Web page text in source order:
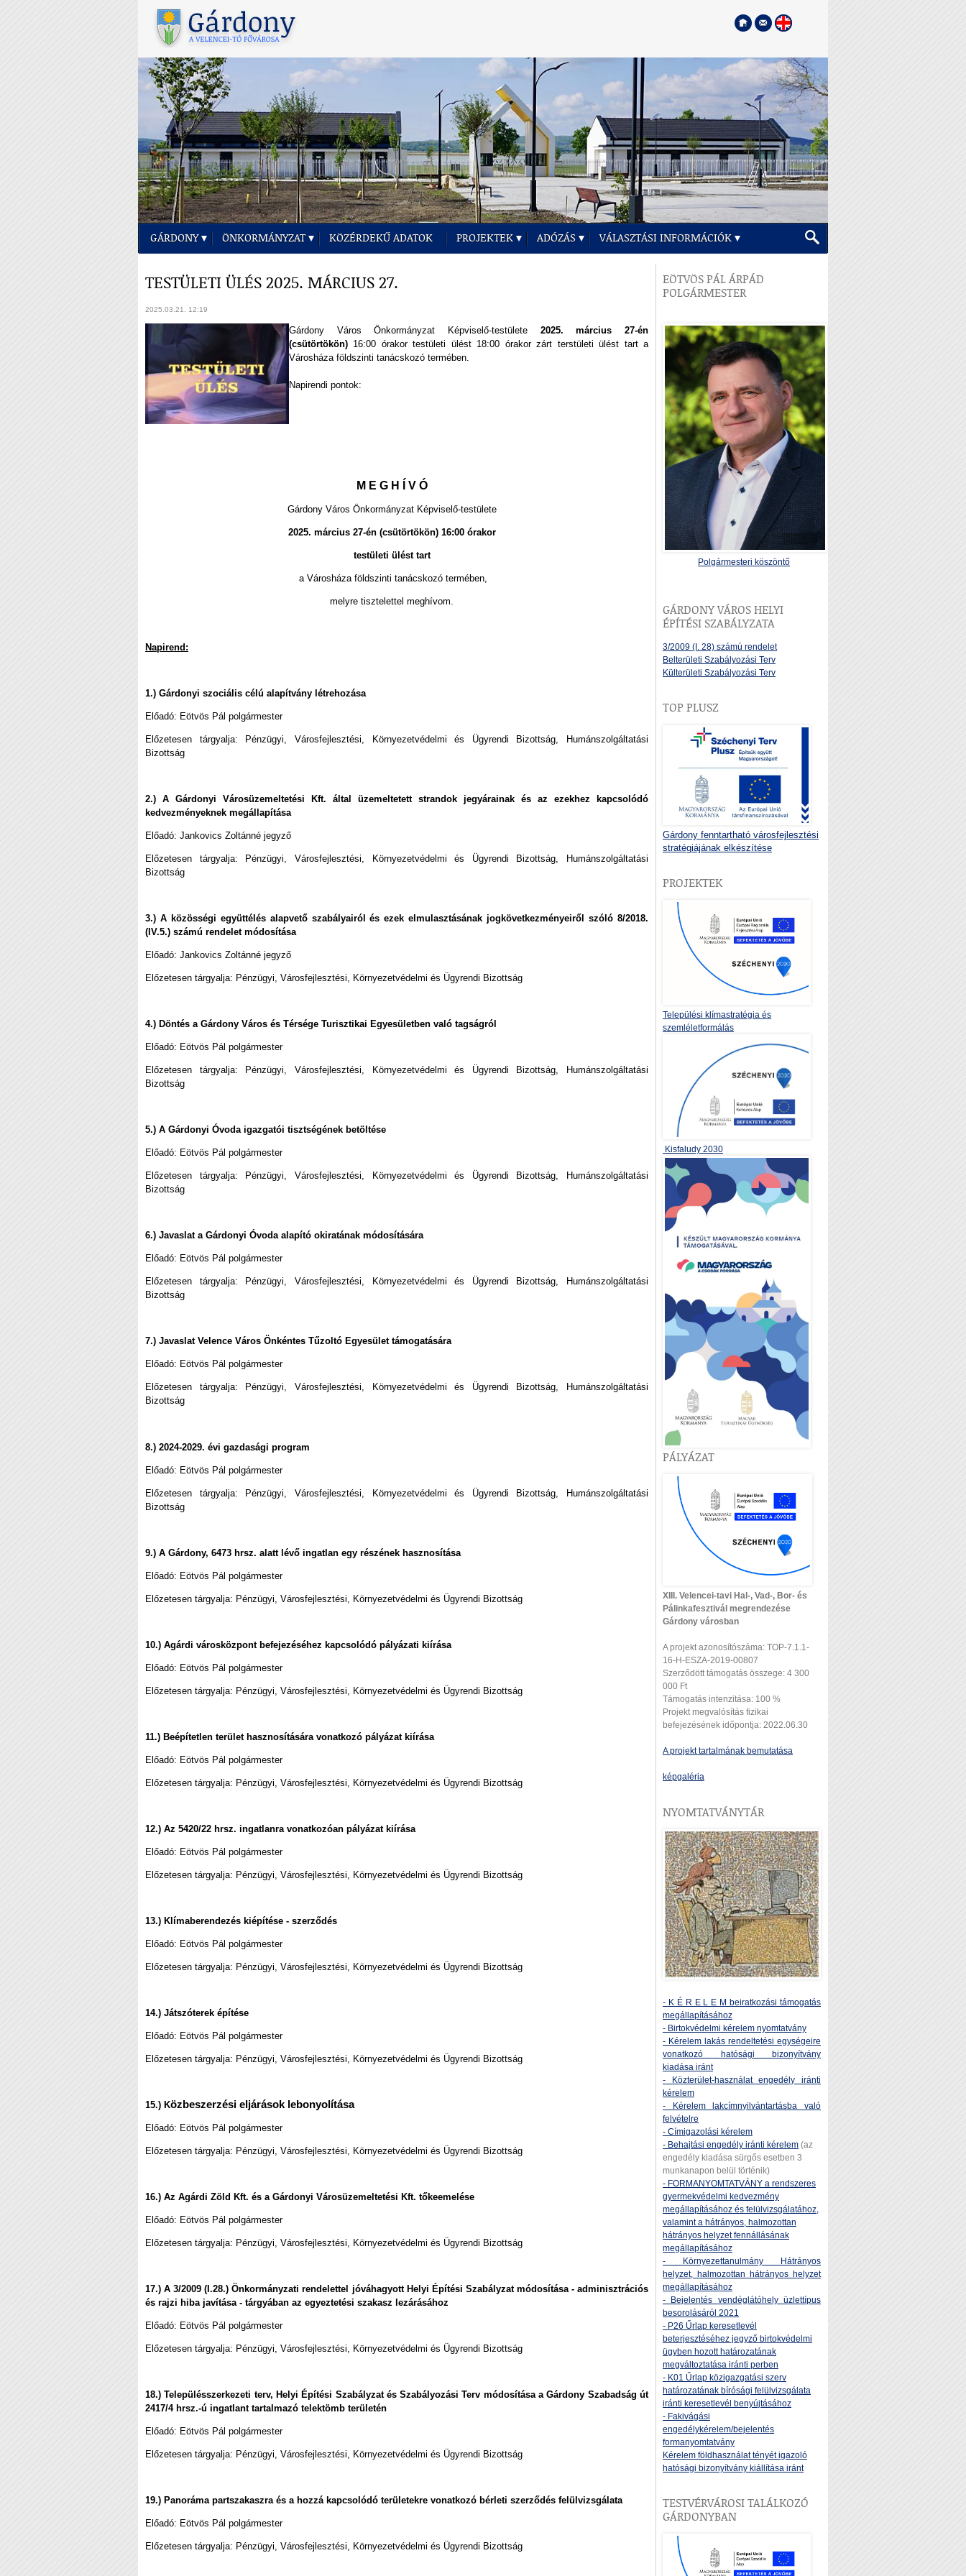
GÁRDONY ÖNKORMÁNYZAT KÖZÉRDEKŰ ADATOK PROJEKTEK ADÓZÁS VÁLASZTÁSI INFORMÁCIÓK
TESTÜLETI ÜLÉS 2025. MÁRCIUS 27.
2025.03.21. 12:19
Gárdony Város Önkormányzat Képviselő-testülete 2025. március 27-én
(csütörtökön) 16:00 órakor testületi ülést 18:00 órakor zárt terstületi ülést tart a
Városháza földszinti tanácskozó termében.
Napirendi pontok:
M E G H Í V Ó
Gárdony Város Önkormányzat Képviselő-testülete
2025. március 27-én (csütörtökön) 16:00 órakor
testületi ülést tart
a Városháza földszinti tanácskozó termében,
melyre tisztelettel meghívom.
Napirend:
1.) Gárdonyi szociális célú alapítvány létrehozása
Előadó: Eötvös Pál polgármester
Előzetesen tárgyalja: Pénzügyi, Városfejlesztési, Környezetvédelmi és Ügyrendi Bizottság, Humánszolgáltatási
Bizottság
2.) A Gárdonyi Városüzemeltetési Kft. által üzemeltetett strandok jegyárainak és az ezekhez kapcsolódó
kedvezményeknek megállapítása
Előadó: Jankovics Zoltánné jegyző
Előzetesen tárgyalja: Pénzügyi, Városfejlesztési, Környezetvédelmi és Ügyrendi Bizottság, Humánszolgáltatási
Bizottság
3.) A közösségi együttélés alapvető szabályairól és ezek elmulasztásának jogkövetkezményeiről szóló 8/2018.
(IV.5.) számú rendelet módosítása
Előadó: Jankovics Zoltánné jegyző
Előzetesen tárgyalja: Pénzügyi, Városfejlesztési, Környezetvédelmi és Ügyrendi Bizottság
4.) Döntés a Gárdony Város és Térsége Turisztikai Egyesületben való tagságról
Előadó: Eötvös Pál polgármester
Előzetesen tárgyalja: Pénzügyi, Városfejlesztési, Környezetvédelmi és Ügyrendi Bizottság, Humánszolgáltatási
Bizottság
5.) A Gárdonyi Óvoda igazgatói tisztségének betöltése
Előadó: Eötvös Pál polgármester
Előzetesen tárgyalja: Pénzügyi, Városfejlesztési, Környezetvédelmi és Ügyrendi Bizottság, Humánszolgáltatási
Bizottság
6.) Javaslat a Gárdonyi Óvoda alapító okiratának módosítására
Előadó: Eötvös Pál polgármester
Előzetesen tárgyalja: Pénzügyi, Városfejlesztési, Környezetvédelmi és Ügyrendi Bizottság, Humánszolgáltatási
Bizottság
7.) Javaslat Velence Város Önkéntes Tűzoltó Egyesület támogatására
Előadó: Eötvös Pál polgármester
Előzetesen tárgyalja: Pénzügyi, Városfejlesztési, Környezetvédelmi és Ügyrendi Bizottság, Humánszolgáltatási
Bizottság
8.) 2024-2029. évi gazdasági program
Előadó: Eötvös Pál polgármester
Előzetesen tárgyalja: Pénzügyi, Városfejlesztési, Környezetvédelmi és Ügyrendi Bizottság, Humánszolgáltatási
Bizottság
9.) A Gárdony, 6473 hrsz. alatt lévő ingatlan egy részének hasznosítása
Előadó: Eötvös Pál polgármester
Előzetesen tárgyalja: Pénzügyi, Városfejlesztési, Környezetvédelmi és Ügyrendi Bizottság
10.) Agárdi városközpont befejezéséhez kapcsolódó pályázati kiírása
Előadó: Eötvös Pál polgármester
Előzetesen tárgyalja: Pénzügyi, Városfejlesztési, Környezetvédelmi és Ügyrendi Bizottság
11.) Beépítetlen terület hasznosítására vonatkozó pályázat kiírása
Előadó: Eötvös Pál polgármester
Előzetesen tárgyalja: Pénzügyi, Városfejlesztési, Környezetvédelmi és Ügyrendi Bizottság
12.) Az 5420/22 hrsz. ingatlanra vonatkozóan pályázat kiírása
Előadó: Eötvös Pál polgármester
Előzetesen tárgyalja: Pénzügyi, Városfejlesztési, Környezetvédelmi és Ügyrendi Bizottság
13.) Klímaberendezés kiépítése - szerződés
Előadó: Eötvös Pál polgármester
Előzetesen tárgyalja: Pénzügyi, Városfejlesztési, Környezetvédelmi és Ügyrendi Bizottság
14.) Játszóterek építése
Előadó: Eötvös Pál polgármester
Előzetesen tárgyalja: Pénzügyi, Városfejlesztési, Környezetvédelmi és Ügyrendi Bizottság
15.) Közbeszerzési eljárások lebonyolítása
Előadó: Eötvös Pál polgármester
Előzetesen tárgyalja: Pénzügyi, Városfejlesztési, Környezetvédelmi és Ügyrendi Bizottság
16.) Az Agárdi Zöld Kft. és a Gárdonyi Városüzemeltetési Kft. tőkeemelése
Előadó: Eötvös Pál polgármester
Előzetesen tárgyalja: Pénzügyi, Városfejlesztési, Környezetvédelmi és Ügyrendi Bizottság
17.) A 3/2009 (I.28.) Önkormányzati rendelettel jóváhagyott Helyi Építési Szabályzat módosítása - adminisztrációs
és rajzi hiba javítása - tárgyában az egyeztetési szakasz lezárásához
Előadó: Eötvös Pál polgármester
Előzetesen tárgyalja: Pénzügyi, Városfejlesztési, Környezetvédelmi és Ügyrendi Bizottság
18.) Településszerkezeti terv, Helyi Építési Szabályzat és Szabályozási Terv módosítása a Gárdony Szabadság út
2417/4 hrsz.-ú ingatlant tartalmazó telektömb területén
Előadó: Eötvös Pál polgármester
Előzetesen tárgyalja: Pénzügyi, Városfejlesztési, Környezetvédelmi és Ügyrendi Bizottság
19.) Panoráma partszakaszra és a hozzá kapcsolódó területekre vonatkozó bérleti szerződés felülvizsgálata
Előadó: Eötvös Pál polgármester
Előzetesen tárgyalja: Pénzügyi, Városfejlesztési, Környezetvédelmi és Ügyrendi Bizottság
EÖTVÖS PÁL ÁRPÁD
POLGÁRMESTER
Polgármesteri köszöntő
GÁRDONY VÁROS HELYI
ÉPÍTÉSI SZABÁLYZATA
3/2009 (I. 28) számú rendelet
Belterületi Szabályozási Terv
Külterületi Szabályozási Terv
TOP PLUSZ
Gárdony fenntartható városfejlesztési
stratégiájának elkészítése
PROJEKTEK
Települési klímastratégia és
szemléletformálás
Kisfaludy 2030
PÁLYÁZAT
XIII. Velencei-tavi Hal-, Vad-, Bor- és
Pálinkafesztivál megrendezése
Gárdony városban
A projekt azonosítószáma: TOP-7.1.1-
16-H-ESZA-2019-00807
Szerződött támogatás összege: 4 300
000 Ft
Támogatás intenzitása: 100 %
Projekt megvalósítás fizikai
befejezésének időpontja: 2022.06.30
A projekt tartalmának bemutatása
képgaléria
NYOMTATVÁNYTÁR
- K É R E L E M beiratkozási támogatás
megállapításához
- Birtokvédelmi kérelem nyomtatvány
- Kérelem lakás rendeltetési egységeire
vonatkozó hatósági bizonyítvány
kiadása iránt
- Közterület-használat engedély iránti
kérelem
- Kérelem lakcímnyilvántartásba való
felvételre
- Címigazolási kérelem
- Behajtási engedély iránti kérelem (az
engedély kiadása sürgős esetben 3
munkanapon belül történik)
- FORMANYOMTATVÁNY a rendszeres
gyermekvédelmi kedvezmény
megállapításához és felülvizsgálatához,
valamint a hátrányos, halmozottan
hátrányos helyzet fennállásának
megállapításához
- Környezettanulmány Hátrányos
helyzet, halmozottan hátrányos helyzet
megállapításához
- Bejelentés vendéglátóhely üzlettípus
besorolásáról 2021
- P26 Űrlap keresetlevél
beterjesztéséhez jegyző birtokvédelmi
ügyben hozott határozatának
megváltoztatása iránti perben
- K01 Űrlap közigazgatási szerv
határozatának bírósági felülvizsgálata
iránti keresetlevél benyújtásához
- Fakivágási
engedélykérelem/bejelentés
formanyomtatvány
Kérelem földhasználat tényét igazoló
hatósági bizonyítvány kiállítása iránt
TESTVÉRVÁROSI TALÁLKOZÓ
GÁRDONYBAN